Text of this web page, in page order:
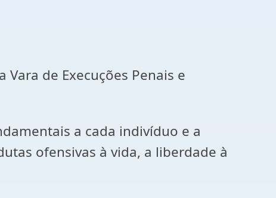
de Execuções Penais e
a cada indivíduo e a
ofensivas à vida, a liberdade à